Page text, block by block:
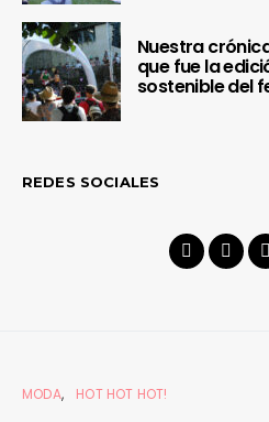
Nuestra
que fue la
sostenible del
REDES SOCIALES
MODA HOT HOT HOT!